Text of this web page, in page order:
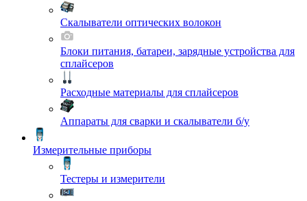
Скалыватели оптических волокон
Блоки питания, батареи, зарядные устройства для
сплайсеров
Расходные материалы для сплайсеров
Аппараты для сварки и скалыватели б/у
Измерительные приборы
Тестеры и измерители